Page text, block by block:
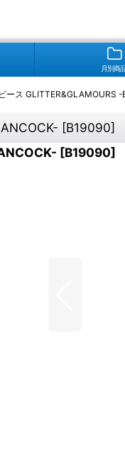
月別商
ース GLITTER&GLAMOURS
[B19090]
[B19090]